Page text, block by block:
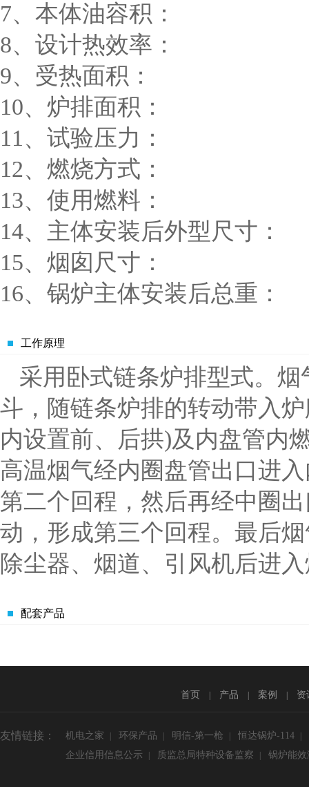
7、本体油容积
8、设计热效率
9、受热面积：
10、炉排面积
11、试验压力：
12、燃烧方式
13、使用燃料：
14、主体安装后外型尺寸
15、烟囱尺寸
16、锅炉主体安装后总
工作原理
采用卧式链条炉排型式。
斗，随链条炉排的转动带入
内设置前、后拱)及内盘管内
高温烟气经内圈盘管出口进
第二个回程，然后再经中圈
动，形成第三个回程。最后
除尘器、烟道、引风机后进
配套产品
首页 产品 案例 资
友情链接： 机电之家 环保产品 明信-第一枪 恒达锅炉-114
企业信用信息公示 质监总局特种设备监察 锅炉能